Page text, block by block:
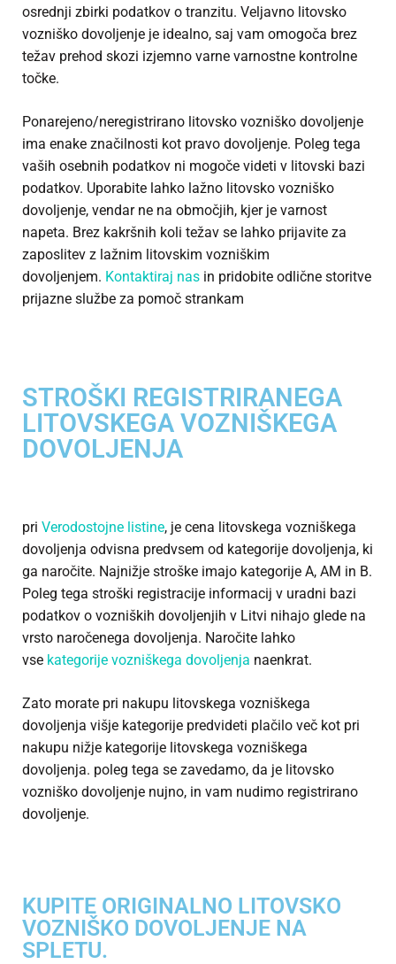
osrednji zbirki podatkov o tranzitu. Veljavno litovsko
vozniško dovoljenje je idealno, saj vam omogoča brez
težav prehod skozi izjemno varne varnostne kontrolne
točke.
Ponarejeno/neregistrirano litovsko vozniško dovoljenje
ima enake značilnosti kot pravo dovoljenje. Poleg tega
vaših osebnih podatkov ni mogoče videti v litovski bazi
podatkov. Uporabite lahko lažno litovsko vozniško
dovoljenje, vendar ne na območjih, kjer je varnost
napeta. Brez kakršnih koli težav se lahko prijavite za
zaposlitev z lažnim litovskim vozniškim
dovoljenjem. Kontaktiraj nas in pridobite odlične storitve
prijazne službe za pomoč strankam
STROŠKI REGISTRIRANEGA
LITOVSKEGA VOZNIŠKEGA
DOVOLJENJA
pri Verodostojne listine, je cena litovskega vozniškega
dovoljenja odvisna predvsem od kategorije dovoljenja, ki
ga naročite. Najnižje stroške imajo kategorije A, AM in B.
Poleg tega stroški registracije informacij v uradni bazi
podatkov o vozniških dovoljenjih v Litvi nihajo glede na
vrsto naročenega dovoljenja. Naročite lahko
vse kategorije vozniškega dovoljenja naenkrat.
Zato morate pri nakupu litovskega vozniškega
dovoljenja višje kategorije predvideti plačilo več kot pri
nakupu nižje kategorije litovskega vozniškega
dovoljenja. poleg tega se zavedamo, da je litovsko
vozniško dovoljenje nujno, in vam nudimo registrirano
dovoljenje.
KUPITE ORIGINALNO LITOVSKO
VOZNIŠKO DOVOLJENJE NA
SPLETU.